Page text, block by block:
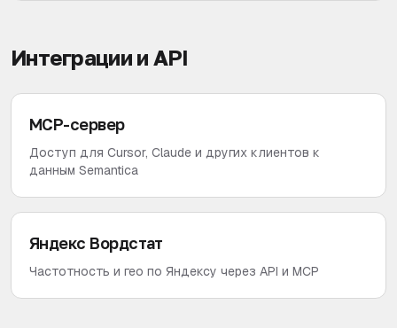
Интеграции и API
MCP-сервер
Доступ для Cursor, Claude и других клиентов к
данным Semantica
Яндекс Вордстат
Частотность и гео по Яндексу через API и MCP